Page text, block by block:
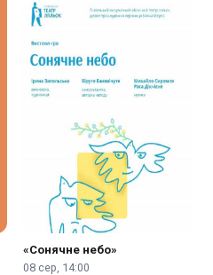
«Сонячне небо»
08 сер, 14:00